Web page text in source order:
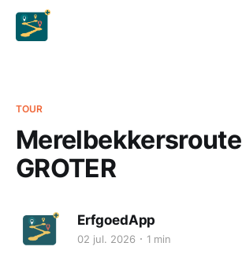
TOUR
Merelbekkersroute
GROTER
ErfgoedApp
02 jul. 2026 1 min